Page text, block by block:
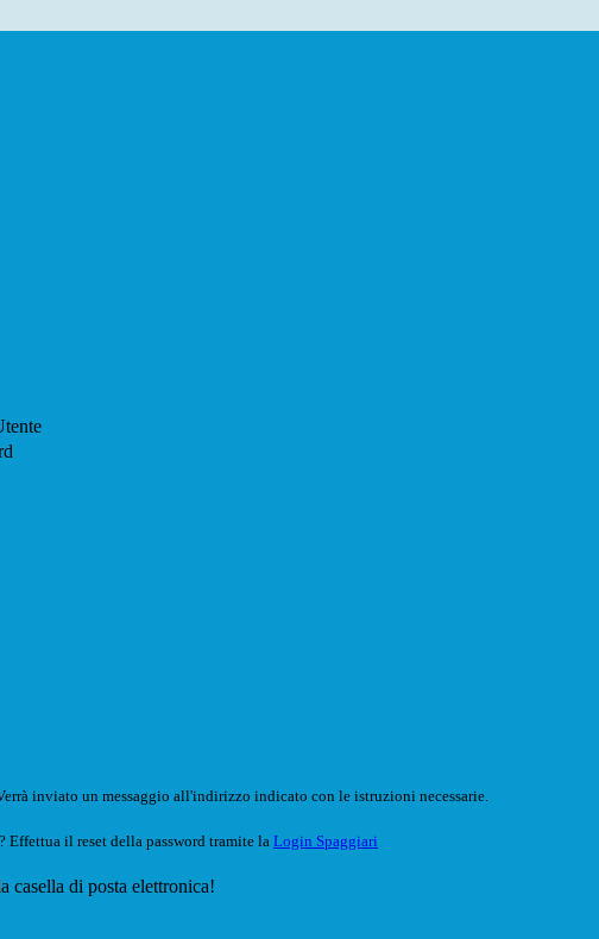
inviato un messaggio all'indirizzo indicato con le istruzioni necessarie.
Effettua il reset della password tramite la Login Spaggiari
casella di posta elettronica!